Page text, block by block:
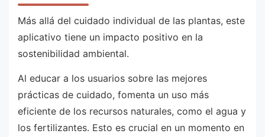
Más allá del cuidado individual de las plantas, este
aplicativo tiene un impacto positivo en la
sostenibilidad ambiental.
Al educar a los usuarios sobre las mejores
prácticas de cuidado, fomenta un uso más
eficiente de los recursos naturales, como el agua y
los fertilizantes. Esto es crucial en un momento en